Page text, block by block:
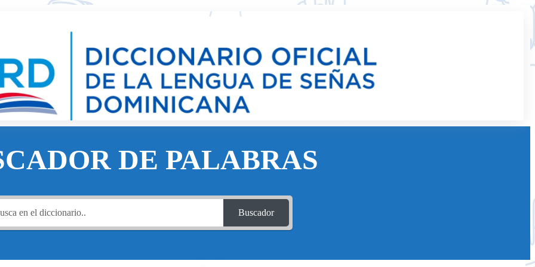
DE PALABRAS
Buscador